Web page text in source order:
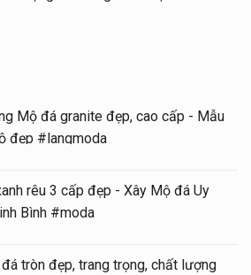
Mộ đá granite đẹp, cao cấp - Mẫu
đẹp #langmoda
rêu 3 cấp đẹp - Xây Mộ đá Uy
Bình #moda
tròn đẹp, trang trọng, chất lượng